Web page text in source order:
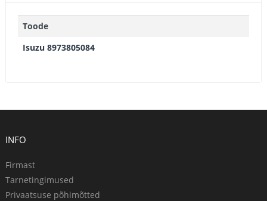
Toode
Isuzu 8973805084
INFO
Firmast
Tarnetingimused
Privaatsuse põhimõtted